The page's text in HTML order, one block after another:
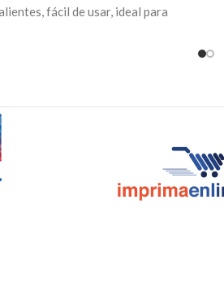
fácil de usar, ideal para
.
el pago y recibirás por correo el
de pedido, ahí puedes adjuntar tus
y posteriormente te enviaremos
de cómo quedará tu Squeeze para